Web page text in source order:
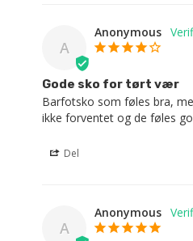
A
Anonymous
Gode ​​sko for tørt vær
Barfotsko som føles bra,
ikke forventet og de føles
Del
A
Anonymous